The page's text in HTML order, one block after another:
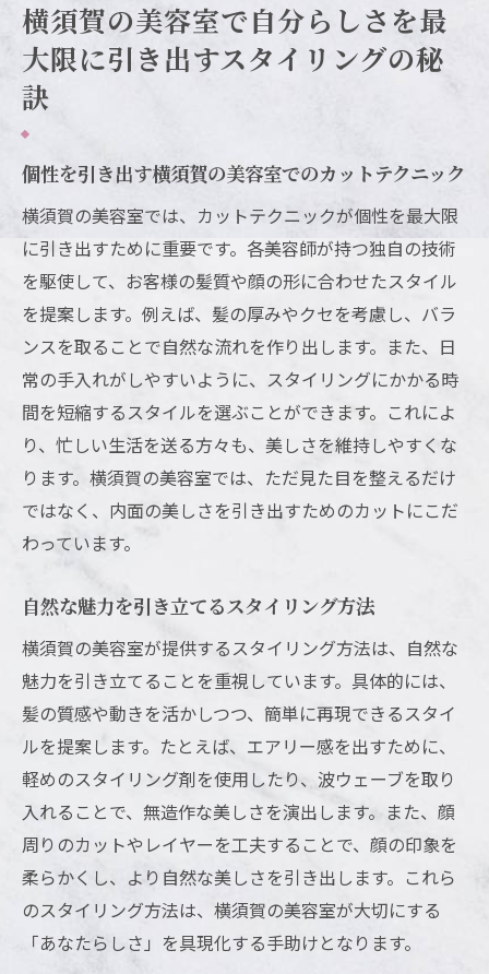
プロの技術で叶えるナチュラルビューティ
ー
美容室の選び方横須賀で叶える自然な美しさ
自分にぴったりの美容室を選ぶポイント
横須賀で人気の美容室ランキングと選び方
自然な美しさを重視した美容室の選択方法
美容室でのカウンセリングを大切にする理
由
お客様の声から選ぶ横須賀のおすすめサロ
ン
自分らしさを引き出す美容室の探し方
横須賀のトレンドを取り入れた美容室での新し
い発見
トレンドを取り入れつつ自分を表現するス
タイル
横須賀の美容室での新しい美の発見
流行と個性を融合させたスタイル提案
横須賀で注目のヘアトレンドを楽しむ
美容室で体験する最新トレンドの魅力
美容室横須賀市で体験する温かみのあるサービ
ス
心地よいサービスで癒される横須賀の美容
室
プロのホスピタリティが光るサロン体験
横須賀の美容室で自分らしさを最
大限に引き出すスタイリングの秘
訣
個性を引き出す横須賀の美容室でのカットテクニック
横須賀の美容室では、カットテクニックが個性を最大限
に引き出すために重要です。各美容師が持つ独自の技術
を駆使して、お客様の髪質や顔の形に合わせたスタイル
を提案します。例えば、髪の厚みやクセを考慮し、バラ
ンスを取ることで自然な流れを作り出します。また、日
常の手入れがしやすいように、スタイリングにかかる時
間を短縮するスタイルを選ぶことができます。これによ
り、忙しい生活を送る方々も、美しさを維持しやすくな
ります。横須賀の美容室では、ただ見た目を整えるだけ
ではなく、内面の美しさを引き出すためのカットにこだ
わっています。
自然な魅力を引き立てるスタイリング方法
横須賀の美容室が提供するスタイリング方法は、自然な
魅力を引き立てることを重視しています。具体的には、
髪の質感や動きを活かしつつ、簡単に再現できるスタイ
ルを提案します。たとえば、エアリー感を出すために、
軽めのスタイリング剤を使用したり、波ウェーブを取り
入れることで、無造作な美しさを演出します。また、顔
周りのカットやレイヤーを工夫することで、顔の印象を
柔らかくし、より自然な美しさを引き出します。これら
のスタイリング方法は、横須賀の美容室が大切にする
「あなたらしさ」を具現化する手助けとなります。